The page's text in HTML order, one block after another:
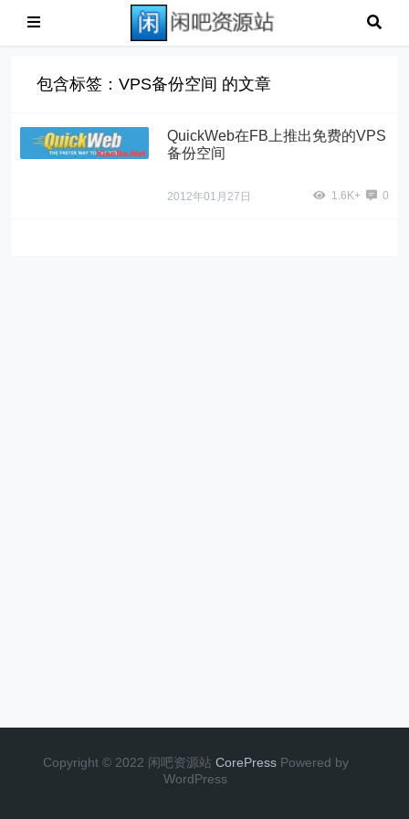
包含标签：VPS备份空间 的文章
QuickWeb在FB上推出免费的VPS
备份空间
2012年01月27日 1.6K+ 0
Copyright © 2022 闲吧资源站 CorePress Powered by
WordPress